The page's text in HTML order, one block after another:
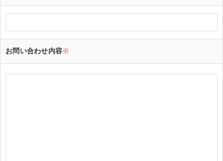
お問い合わせ内容※